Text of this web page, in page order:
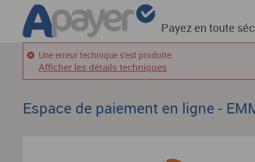
Payez en toute
Une erreur technique s'est produite.
Afficher les détails techniques
Espace de paiement en ligne -